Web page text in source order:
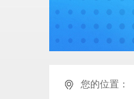
您的位置：